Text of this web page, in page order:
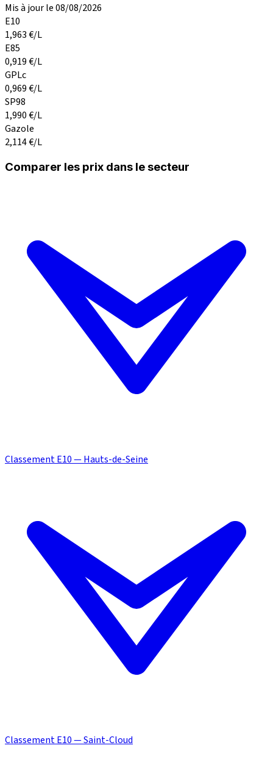
Mis à jour le 08/08/2026
E10
1,963€/L
E85
0,919€/L
GPLc
0,969€/L
SP98
1,990€/L
Gazole
2,114€/L
Comparer les prix dans le secteur
Classement E10 — Hauts-de-Seine
Classement E10 — Saint-Cloud